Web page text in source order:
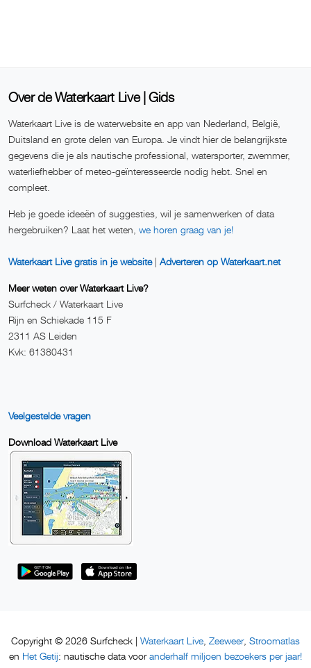
Over de Waterkaart Live | Gids
Waterkaart Live is de waterwebsite en app van Nederland, België,
Duitsland en grote delen van Europa. Je vindt hier de belangrijkste
gegevens die je als nautische professional, watersporter, zwemmer,
waterliefhebber of meteo-geïnteresseerde nodig hebt. Snel en
compleet.
Heb je goede ideeën of suggesties, wil je samenwerken of data
hergebruiken? Laat het weten, we horen graag van je!
Waterkaart Live gratis in je website| Adverteren op Waterkaart.net
Meer weten over Waterkaart Live?
Surfcheck / Waterkaart Live
Rijn en Schiekade 115 F
2311 AS Leiden
Kvk: 61380431
Veelgestelde vragen
Download Waterkaart Live
Copyright © 2026 Surfcheck | Waterkaart Live Zeeweer, Stroomatlas
en Het Getij: nautische data vooranderhalf miljoen bezoekers per jaar!